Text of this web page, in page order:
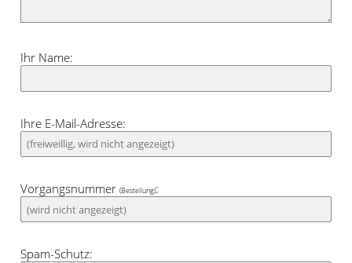
Ihr Name:
Ihre E-Mail-Adresse:
Vorgangsnummer(Bestellung):
Spam-Schutz: